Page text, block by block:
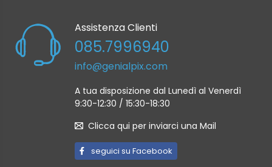
Assistenza Clienti
085.7996940
info@genialpix.com
A tua disposizione dal Lunedì al Venerdì
9:30-12:30 / 15:30-18:30
Clicca qui per inviarci una Mail
seguici su Facebook